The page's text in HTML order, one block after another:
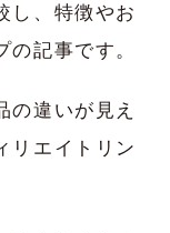
し、特徴やお
記事です。
の違いが見え
リエイトリン